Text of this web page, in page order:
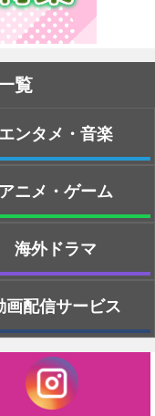
覧
エンタメ・音楽
アニメ・ゲーム
海外ドラマ
画配信サービス